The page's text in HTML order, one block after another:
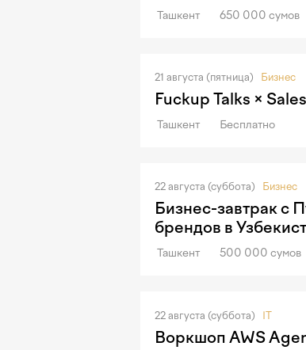
Ташкент 650 000 сумов
21 августа (пятница) Бизнес
Fuckup Talks ×
Ташкент Бесплатно
22 августа (суббота) Бизнес
Бизнес-завтрак с
брендов в
Ташкент 500 000 сумов
22 августа (суббота) IT
Воркшоп AWS